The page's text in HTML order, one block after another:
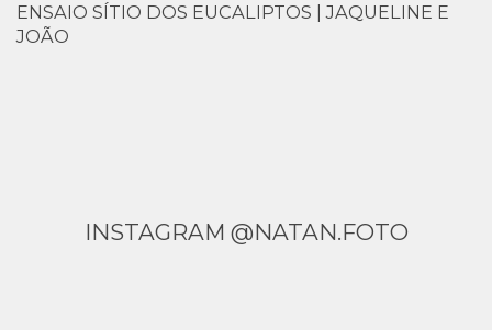
ENSAIO SÍTIO DOS EUCALIPTOS | JAQUELINE E
JOÃO
INSTAGRAM @NATAN.FOTO